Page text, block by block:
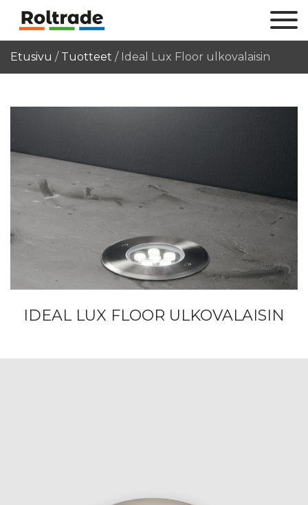
Etusivu / Tuotteet / Ideal Lux Floor ulkovalaisin
IDEAL LUX FLOOR ULKOVALAISIN